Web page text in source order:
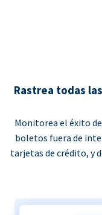
Rastrea todas
Monitorea el éxito
boletos fuera de
tarjetas de crédito, y